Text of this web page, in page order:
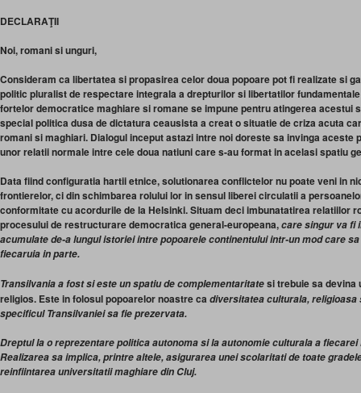
DECLARAŢII
Noi, romani si unguri,
Consideram ca libertatea si propasirea celor doua popoare pot fi realizate si
politic pluralist de respectare integrala a drepturilor si libertatilor
fortelor democratice maghiare si romane se impune pentru atingerea acestui
special politica dusa de dictatura ceausista a creat o situatie de criza acuta
romani si maghiari. Dialogul inceput astazi intre noi doreste sa invinga aceste
unor relatii normale intre cele doua natiuni care s-au format in acelasi spatiu
Data fiind configuratia hartii etnice, solutionarea conflictelor nu poate veni in
frontierelor, ci din schimbarea rolului lor in sensul liberei circulatii a
conformitate cu acordurile de la Helsinki. Situam deci imbunatatirea relatiilor
procesului de restructurare democratica general-europeana,care singur va fi
acumulate de-a lungul istoriei intre popoarele continentului intr-un mod care
fiecaruia in parte.
Transilvania a fost si este un spatiu de complementaritatesi trebuie sa devina
religios. Este in folosul popoarelor noastre ca diversitatea culturala,
specificul Transilvaniei sa fie prezervata.
Dreptul la o reprezentare politica autonoma si la autonomie culturala a
Realizarea sa implica, printre altele, asigurarea unei scolaritati de toate
reinfiintarea universitatii maghiare din Cluj.